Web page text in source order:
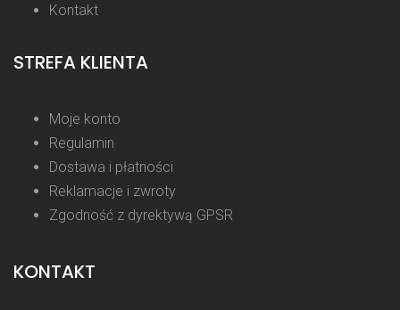
Kontakt
STREFA KLIENTA
Moje konto
Regulamin
Dostawa i płatności
Reklamacje i zwroty
Zgodność z dyrektywą GPSR
KONTAKT